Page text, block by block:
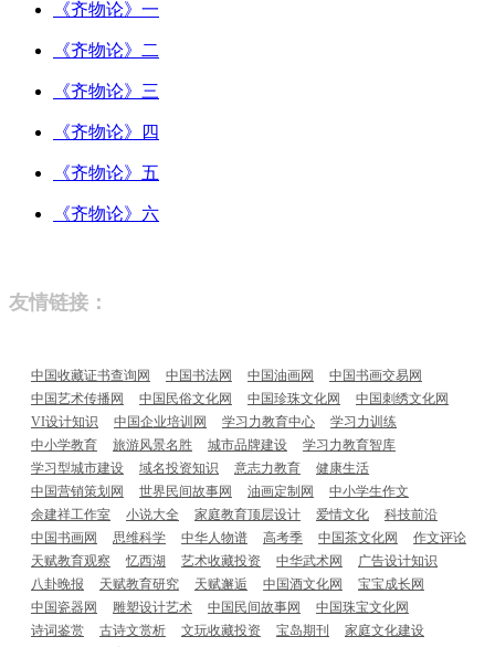
《齐物论》一
《齐物论》二
《齐物论》三
《齐物论》四
《齐物论》五
《齐物论》六
友情链接：
中国收藏证书查询网 中国书法网 中国油画网
中国书画交易网
中国艺术传播网
中国民俗文化网 中国珍珠文化网
中国刺绣文化网
VI设计知识
中国企业培训网 学习力教育中心
学习力训练
中小学教育
旅游风景名胜 城市品牌建设
学习力教育智库
学习型城市建设
域名投资知识 意志力教育
健康生活
中国营销策划网
世界民间故事网 油画定制网
中小学生作文
余建祥工作室
小说大全 家庭教育顶层设计 爱情文化
科技前沿
中国书画网
思维科学 中华人物谱 高考季 中国茶文化网
作文评论
天赋教育观察
忆西湖 艺术收藏投资 中华武术网
广告设计知识
八卦晚报
天赋教育研究 天赋邂逅 中国酒文化网
宝宝成长网
中国瓷器网
雕塑设计艺术 中国民间故事网
中国珠宝文化网
诗词鉴赏
古诗文赏析 文玩收藏投资 宝岛期刊
家庭文化建设